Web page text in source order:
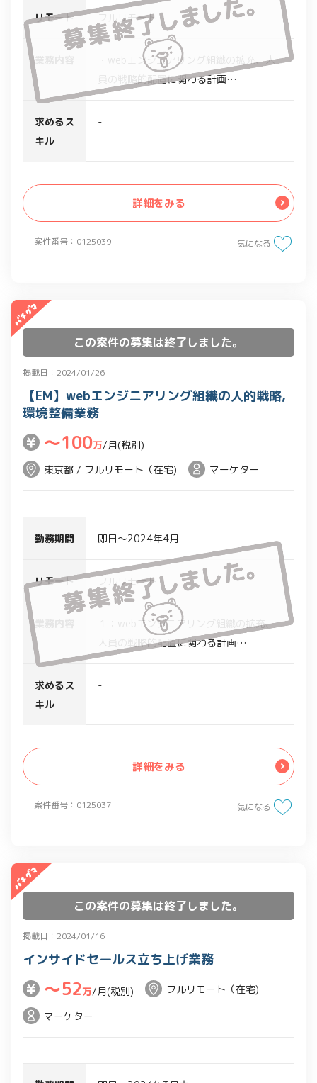
案件番号：0125039
リモート フルリモート
・webエンジニアリング組織の拡充、人
員の戦略的配置に関わる計画
・IT専門職(社員/業務委託)の採用スキー
求めるス
キル
-
詳細をみる
気になる
この案件の募集は終了しました。
掲載日：2024/01/26
案件番号：0125037
【EM】webエンジニアリング組織の人的戦略,
環境整備業務
〜100万/月(税別)
東京都 / フルリモート（在宅)
マーケター
勤務期間 即日～2024年4月
リモート フルリモート
１：webエンジニアリング組織の拡充、
人員の戦略的配置に関わる計画
２：IT専門職(社員/業務委託)の採用スキ
求めるス
キル
-
詳細をみる
気になる
この案件の募集は終了しました。
掲載日：2024/01/16
インサイドセールス立ち上げ業務
〜52万/月(税別)
フルリモート（在宅)
マーケター